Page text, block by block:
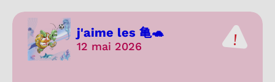
j'aime les 亀🐢
12 mai 2026